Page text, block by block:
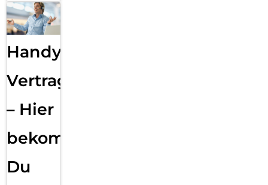
Handy
Vertragsabwicklung
– Hier
bekommst
Du